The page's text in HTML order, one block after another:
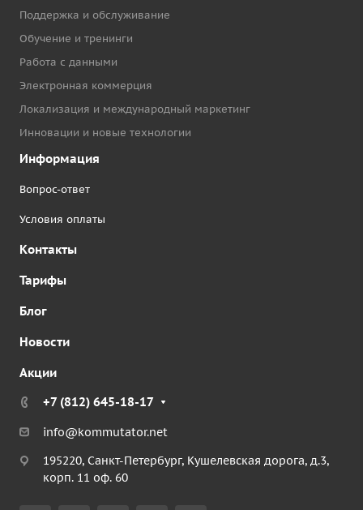
Поддержка и обслуживание
Обучение и тренинги
Работа с данными
Электронная коммерция
Локализация и международный маркетинг
Инновации и новые технологии
Информация
Вопрос-ответ
Условия оплаты
Контакты
Тарифы
Блог
Новости
Акции
+7 (812) 645-18-17
info@kommutator.net
195220, Санкт-Петербург, Кушелевская дорога, д.3,
корп. 11 оф. 60